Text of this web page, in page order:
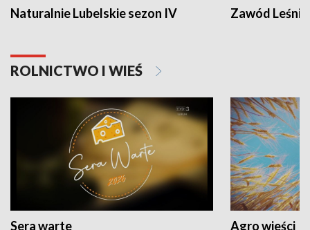
Naturalnie Lubelskie sezon IV Zawód Leśnik
ROLNICTWO I WIEŚ
Sera warte Agro wieści